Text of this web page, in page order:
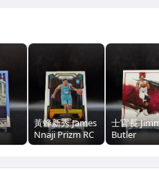
黃蜂新秀 James
Nnaji Prizm RC
白亮 /175（平
士官長
Butler